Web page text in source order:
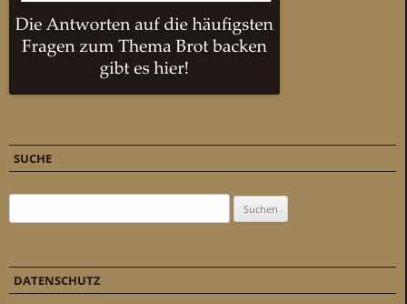
SUCHE
DATENSCHUTZ